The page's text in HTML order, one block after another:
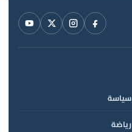
سياسة
رياضة